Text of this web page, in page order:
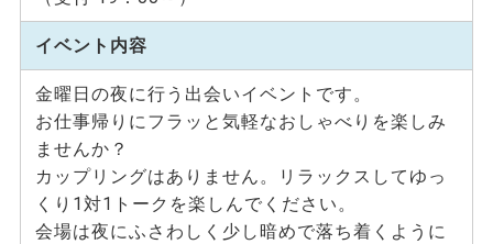
イベント内容
金曜日の夜に行う出会いイベントです。
お仕事帰りにフラッと気軽なおしゃべりを楽しみ
ませんか？
カップリングはありません。リラックスしてゆっ
くり1対1トークを楽しんでください。
会場は夜にふさわしく少し暗めで落ち着くように